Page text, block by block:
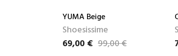
YUMA Beige
Shoesissime
Prix
69,00 €
Prix de base99,00 €